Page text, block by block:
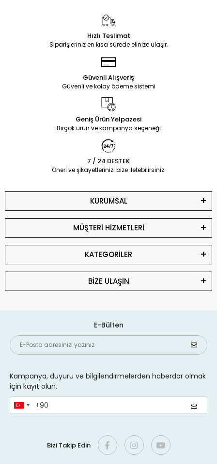
Hızlı Teslimat
Siparişleriniz en kısa sürede elinize ulaşır.
Güvenli Alışveriş
Güvenli ve kolay ödeme sistemi
Geniş Ürün Yelpazesi
Birçok ürün ve kampanya seçeneği
7 / 24 DESTEK
Öneri ve şikayetlerinizi bize iletebilirsiniz.
KURUMSAL
MÜŞTERİ HİZMETLERİ
KATEGORİLER
BİZE ULAŞIN
E-Bülten
Kampanya, duyuru ve bilgilendirmelerden haberdar olmak
için kayıt olun.
Bizi Takip Edin